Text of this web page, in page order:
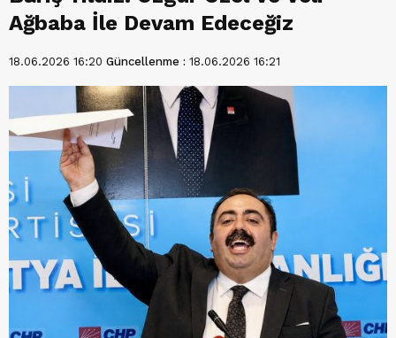
Ağbaba İle Devam Edeceğiz
18.06.2026 16:20 Güncellenme : 18.06.2026 16:21